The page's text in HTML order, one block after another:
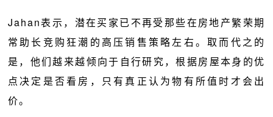
Jahan表示，潜在买家已不再受那些在房地产繁荣期
常助长竞购狂潮的高压销售策略左右。取而代之的
是，他们越来越倾向于自行研究，根据房屋本身的优
点决定是否看房，只有真正认为物有所值时才会出
价。